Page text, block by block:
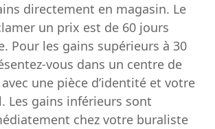
directement en magasin. Le
un prix est de 60 jours
Pour les gains supérieurs à 30
vous dans un centre de
une pièce d’identité et votre
Les gains inférieurs sont
chez votre buraliste